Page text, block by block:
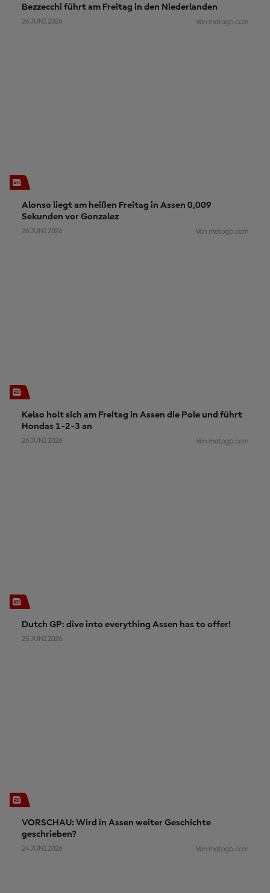
Bezzecchi führt am Freitag in den Niederlanden
26 JUNI 2026 Von motogp.com
Alonso liegt am heißen Freitag in Assen 0,009
Sekunden vor Gonzalez
26 JUNI 2026 Von motogp.com
Kelso holt sich am Freitag in Assen die Pole und führt
Hondas 1-2-3 an
26 JUNI 2026 Von motogp.com
Dutch GP: dive into everything Assen has to offer!
25 JUNI 2026
VORSCHAU: Wird in Assen weiter Geschichte
geschrieben?
24 JUNI 2026 Von motogp.com